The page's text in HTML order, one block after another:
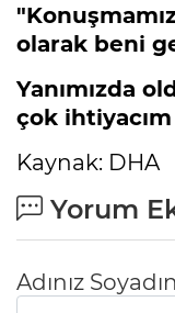
olarak beni
Yanımızda
çok
Kaynak: DHA
Yorum
Adınız